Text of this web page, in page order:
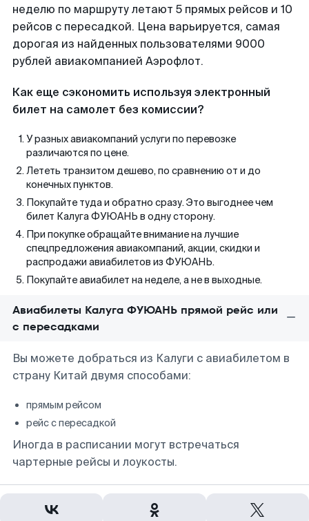
неделю по маршруту летают 5 прямых рейсов и 10
рейсов с пересадкой. Цена варьируется, самая
дорогая из найденных пользователями 9000
рублей авиакомпанией Аэрофлот.
Как еще сэкономить используя электронный
билет на самолет без комиссии?
У разных авиакомпаний услуги по перевозке
различаются по цене.
Лететь транзитом дешево, по сравнению от и до
конечных пунктов.
Покупайте туда и обратно сразу. Это выгоднее чем
билет Калуга ФУЮАНЬ в одну сторону.
При покупке обращайте внимание на лучшие
спецпредложения авиакомпаний, акции, скидки и
распродажи авиабилетов из ФУЮАНЬ.
Покупайте авиабилет на неделе, а не в выходные.
Авиабилеты Калуга ФУЮАНЬ прямой рейс или
с пересадками
Вы можете добраться из Калуги с авиабилетом в
страну Китай двумя способами:
прямым рейсом
рейс с пересадкой
Иногда в расписании могут встречаться
чартерные рейсы и лоукосты.